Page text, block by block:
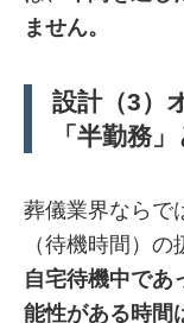
ません。
設計（3）
「半勤務
葬儀業界ならで
（待機時間）の
自宅待機中であ
能性がある時間